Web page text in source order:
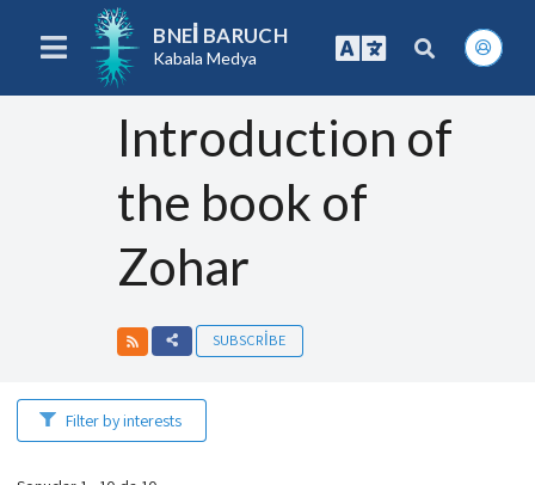
BNEI BARUCH
Kabala Medya
Introduction of
the book of
Zohar
SUBSCRIBE
Filter by interests